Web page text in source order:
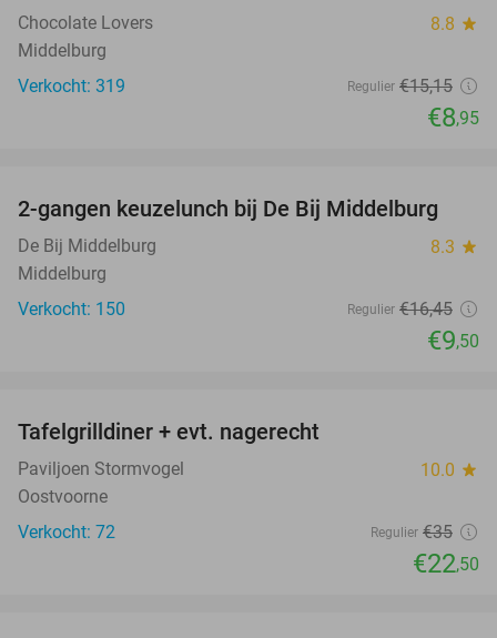
Chocolate Lovers 8.8 star
Middelburg
Verkocht: 319
Regulier €15,15
€8,95
42%
2-gangen keuzelunch bij De Bij Middelburg
De Bij Middelburg 8.3 star
Middelburg
Verkocht: 150
Regulier €16,45
€9,50
Tafelgrilldiner + evt. nagerecht
Paviljoen Stormvogel 10.0 star
Oostvoorne
Verkocht: 72
Regulier €35
€22,50